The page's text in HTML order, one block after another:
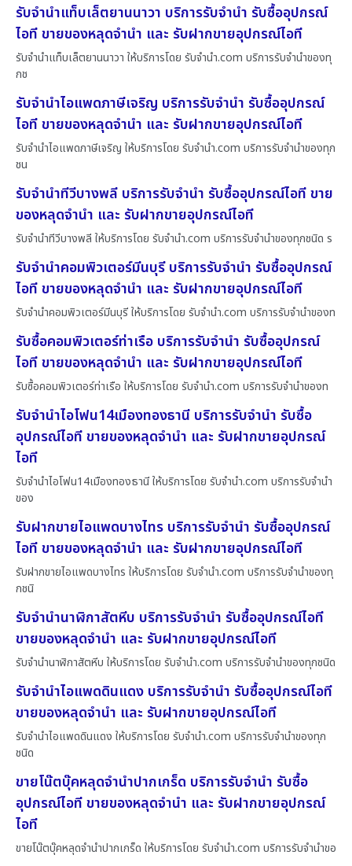
รับจำนำแท็บเล็ตยานนาวา บริการรับจำนำ รับซื้ออุปกรณ์
ไอที ขายของหลุดจำนำ และ รับฝากขายอุปกรณ์ไอที
รับจำนำแท็บเล็ตยานนาวา ให้บริการโดย รับจํานํา.com บริการรับจำนำของทุ
กช
รับจำนำไอแพดภาษีเจริญ บริการรับจำนำ รับซื้ออุปกรณ์
ไอที ขายของหลุดจำนำ และ รับฝากขายอุปกรณ์ไอที
รับจำนำไอแพดภาษีเจริญ ให้บริการโดย รับจํานํา.com บริการรับจำนำของทุก
ชน
รับจำนำทีวีบางพลี บริการรับจำนำ รับซื้ออุปกรณ์ไอที ขาย
ของหลุดจำนำ และ รับฝากขายอุปกรณ์ไอที
รับจำนำทีวีบางพลี ให้บริการโดย รับจํานํา.com บริการรับจำนำของทุกชนิด ร
รับจำนำคอมพิวเตอร์มีนบุรี บริการรับจำนำ รับซื้ออุปกรณ์
ไอที ขายของหลุดจำนำ และ รับฝากขายอุปกรณ์ไอที
รับจำนำคอมพิวเตอร์มีนบุรี ให้บริการโดย รับจํานํา.com บริการรับจำนำของท
รับซื้อคอมพิวเตอร์ท่าเรือ บริการรับจำนำ รับซื้ออุปกรณ์
ไอที ขายของหลุดจำนำ และ รับฝากขายอุปกรณ์ไอที
รับซื้อคอมพิวเตอร์ท่าเรือ ให้บริการโดย รับจํานํา.com บริการรับจำนำของท
รับจำนำไอโฟน14เมืองทองธานี บริการรับจำนำ รับซื้อ
อุปกรณ์ไอที ขายของหลุดจำนำ และ รับฝากขายอุปกรณ์
ไอที
รับจำนำไอโฟน14เมืองทองธานี ให้บริการโดย รับจํานํา.com บริการรับจำนำ
ของ
รับฝากขายไอแพดบางไทร บริการรับจำนำ รับซื้ออุปกรณ์
ไอที ขายของหลุดจำนำ และ รับฝากขายอุปกรณ์ไอที
รับฝากขายไอแพดบางไทร ให้บริการโดย รับจํานํา.com บริการรับจำนำของทุ
กชนิ
รับจำนำนาฬิกาสัตหีบ บริการรับจำนำ รับซื้ออุปกรณ์ไอที
ขายของหลุดจำนำ และ รับฝากขายอุปกรณ์ไอที
รับจำนำนาฬิกาสัตหีบ ให้บริการโดย รับจํานํา.com บริการรับจำนำของทุกชนิด
รับจำนำไอแพดดินแดง บริการรับจำนำ รับซื้ออุปกรณ์ไอที
ขายของหลุดจำนำ และ รับฝากขายอุปกรณ์ไอที
รับจำนำไอแพดดินแดง ให้บริการโดย รับจํานํา.com บริการรับจำนำของทุก
ชนิด
ขายโน๊ตบุ๊คหลุดจำนำปากเกร็ด บริการรับจำนำ รับซื้อ
อุปกรณ์ไอที ขายของหลุดจำนำ และ รับฝากขายอุปกรณ์
ไอที
ขายโน๊ตบุ๊คหลุดจำนำปากเกร็ด ให้บริการโดย รับจํานํา.com บริการรับจำนำขอ